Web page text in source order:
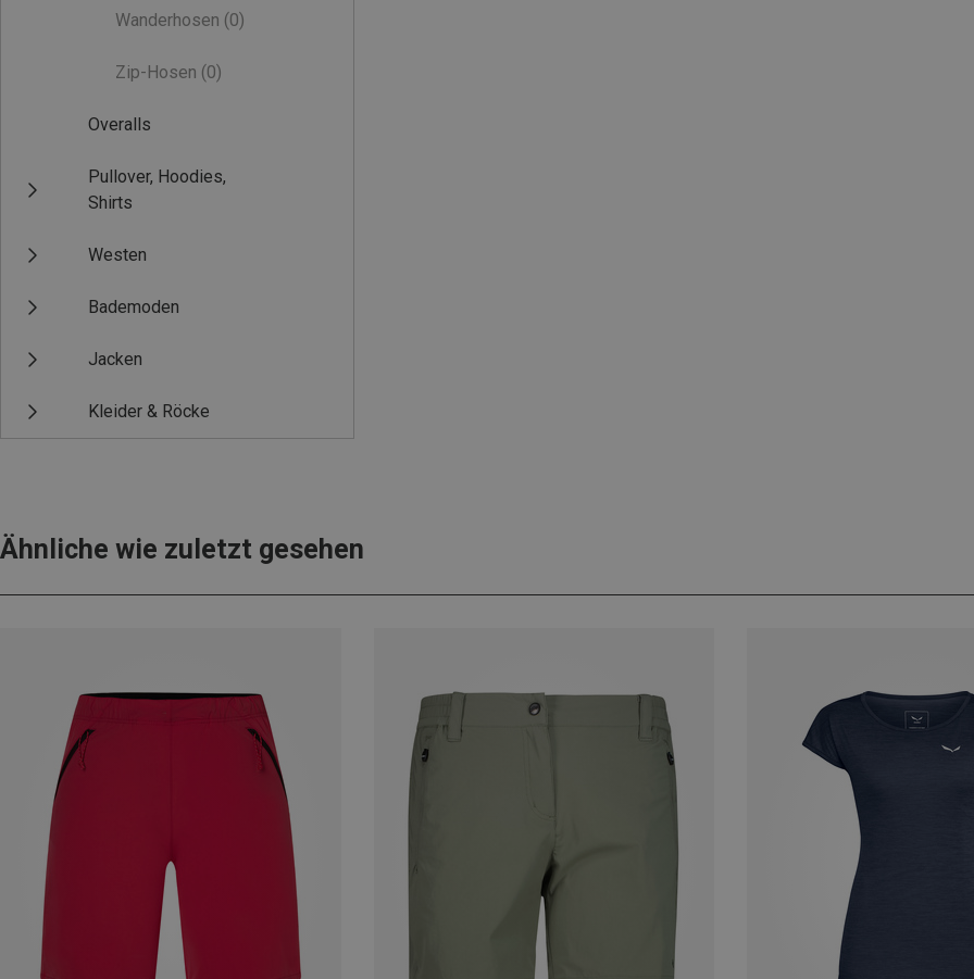
Wanderhosen (0)
Zip-Hosen (0)
Overalls
Pullover, Hoodies,
Shirts
Westen
Bademoden
Jacken
Kleider & Röcke
Ähnliche wie zuletzt gesehen